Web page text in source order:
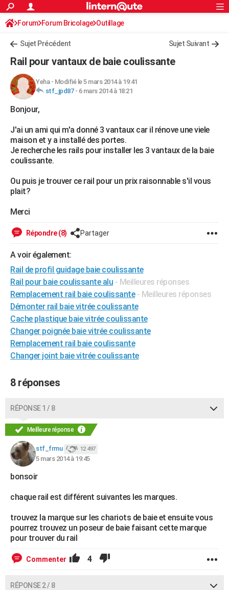
ACTUALITÉS
Politique
Société
Faits Divers
Education
Monde
Villes
+
FINANCE
Retraite
Impôts
Epargne
Immobilier
Risques naturels par ville
Banque
Assurance
Crédit
AUTO
Essais
Réserver un essai
Citadines
Berlines
SUV
Forum auto
+HIGH-TECH
Mobiles
Meilleur smartphone
Internet
Ordinateurs
Jeux vidéo
Guide high-tech
+BRICOLAGE
Forum
Aménagement intérieur
Extérieur
Cuisine
Salle de bains
Jardinage
Rangement
WEEK-END
Guides de France
Escapades
Patrimoine
Expositions
Musées
Week-end nature
+LIFESTYLE
Art de vivre
Bien-être
Loisirs
ModeModes de vie
Destinations
City break
Voyage nature
Voyage de noces
Forum
Climat
BONS PLANS
CARTE DE VOEUX
Carte de Noël
Carte Bonne année
Carte Saint-Valentin
Carte Pâques
Carte d'anniversaire
DICTIONNAIRE
Dictionnaire
Biographies
Citations
Expressions
Proverbes
PROGRAMME TV
S'inscrire
Se connecter
Lycées
Collèges
Primaires
Universités
Entreprises
Service militaire
Avis de recherche
AVIS DE DÉCÈS
FORUM
Bricolage
Lifestyle
Culture
Sport
Auto
Television
Voyage
Cinema
S'inscrire
Connexion
Forum Forum Bricolage Outillage
Sujet Précédent Sujet Suivant
Rail pour vantaux de baie coulissante
Yeha- Modifié le 5 mars 2014 à 19:41
stf_jpd87- 6 mars 2014 à 18:21
Bonjour,
J'ai un ami qui m'a donné 3 vantaux car il rénove une viele
maison et y a installé des portes.
Je recherche les rails pour installer les 3 vantaux de la baie
coulissante.
Ou puis je trouver ce rail pour un prix raisonnable s'il vous
plait?
Merci
Répondre (8) Partager
A voir également:
Rail de profil guidage baie coulissante
Rail pour baie coulissante alu - Meilleures réponses
Remplacement rail baie coulissante - Meilleures réponses
Démonter rail baie vitrée coulissante
Cache plastique baie vitrée coulissante
Changer poignée baie vitrée coulissante
Remplacement rail baie coulissante
Changer joint baie vitrée coulissante
8 réponses
RÉPONSE 1 / 8
Meilleure réponse
stf_frmu 12 497
5 mars 2014 à 19:45
bonsoir
chaque rail est différent suivantes les marques.
trouvez la marque sur les chariots de baie et ensuite vous
pourrez trouvez un poseur de baie faisant cette marque
pour trouver du rail
Commenter 4
RÉPONSE 2 / 8